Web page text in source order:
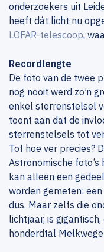
onderzoekers uit
heeft dát licht nu
LOFAR-telescoop,
Recordlengte
De foto van de twee
nog nooit werd zo’n
enkel sterrenstelsel
toont aan dat de
sterrenstelsels tot
Tot hoe ver precies?
Astronomische
kan alleen een
worden gemeten:
dus. Maar zelfs die
lichtjaar, is
honderdtal